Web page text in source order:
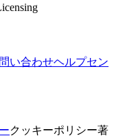
い合わせヘルプセン
クッキーポリシー著